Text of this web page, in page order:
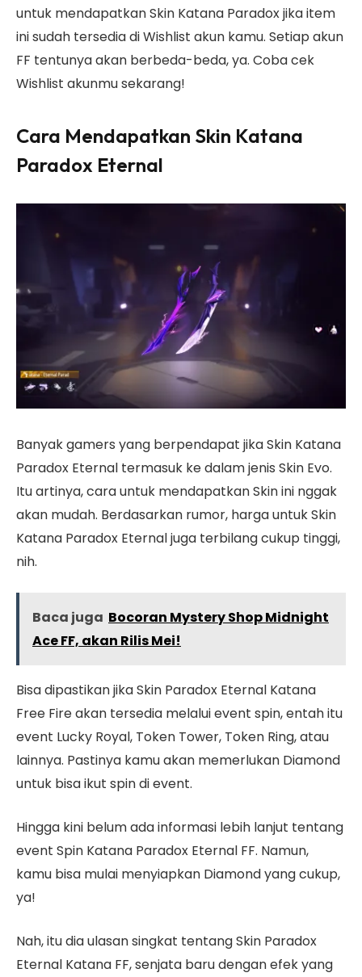
untuk mendapatkan Skin Katana Paradox jika item
ini sudah tersedia di Wishlist akun kamu. Setiap akun
FF tentunya akan berbeda-beda, ya. Coba cek
Wishlist akunmu sekarang!
Cara Mendapatkan Skin Katana
Paradox Eternal
Banyak gamers yang berpendapat jika Skin Katana
Paradox Eternal termasuk ke dalam jenis Skin Evo.
Itu artinya, cara untuk mendapatkan Skin ini nggak
akan mudah. Berdasarkan rumor, harga untuk Skin
Katana Paradox Eternal juga terbilang cukup tinggi,
nih.
Baca juga Bocoran Mystery Shop Midnight
Ace FF, akan Rilis Mei!
Bisa dipastikan jika Skin Paradox Eternal Katana
Free Fire akan tersedia melalui event spin, entah itu
event Lucky Royal, Token Tower, Token Ring, atau
lainnya. Pastinya kamu akan memerlukan Diamond
untuk bisa ikut spin di event.
Hingga kini belum ada informasi lebih lanjut tentang
event Spin Katana Paradox Eternal FF. Namun,
kamu bisa mulai menyiapkan Diamond yang cukup,
ya!
Nah, itu dia ulasan singkat tentang Skin Paradox
Eternal Katana FF, senjata baru dengan efek yang